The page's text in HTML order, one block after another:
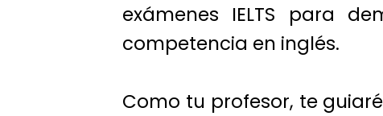
exámenes IELTS para
competencia en inglés.
Como tu profesor, te